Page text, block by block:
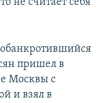
не считает себя
обанкротившийся
пришел в
Москвы с
и взял в